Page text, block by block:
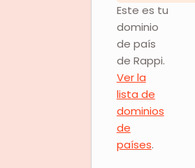
Este es tu
dominio
de país
de Rappi.
Ver la
lista de
dominios
de
países.